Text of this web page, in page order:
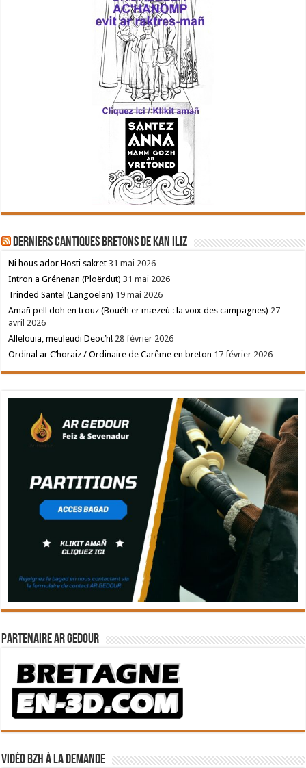
Derniers cantiques bretons de Kan Iliz
Ni hous ador Hosti sakret 31 mai 2026
Intron a Grénenan (Ploërdut) 31 mai 2026
Trinded Santel (Langoëlan) 19 mai 2026
Amañ pell doh en trouz (Bouéh er mæzeù : la voix des campagnes) 27
avril 2026
Allelouia, meuleudi Deoc’h! 28 février 2026
Ordinal ar C’horaiz / Ordinaire de Carême en breton 17 février 2026
Partenaire Ar Gedour
Vidéo BZH à la demande